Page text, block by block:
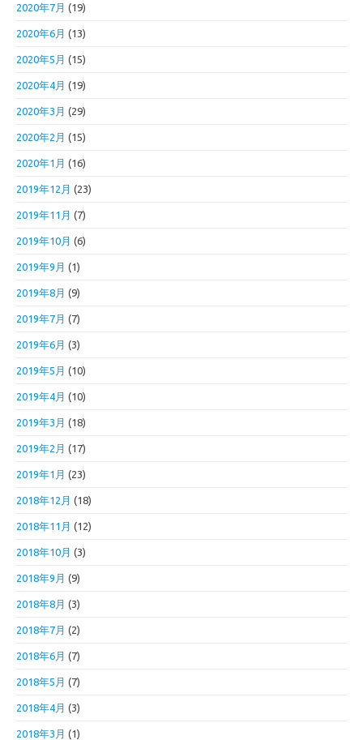
2020年7月 (19)
2020年6月 (13)
2020年5月 (15)
2020年4月 (19)
2020年3月 (29)
2020年2月 (15)
2020年1月 (16)
2019年12月 (23)
2019年11月 (7)
2019年10月 (6)
2019年9月 (1)
2019年8月 (9)
2019年7月 (7)
2019年6月 (3)
2019年5月 (10)
2019年4月 (10)
2019年3月 (18)
2019年2月 (17)
2019年1月 (23)
2018年12月 (18)
2018年11月 (12)
2018年10月 (3)
2018年9月 (9)
2018年8月 (3)
2018年7月 (2)
2018年6月 (7)
2018年5月 (7)
2018年4月 (3)
2018年3月 (1)